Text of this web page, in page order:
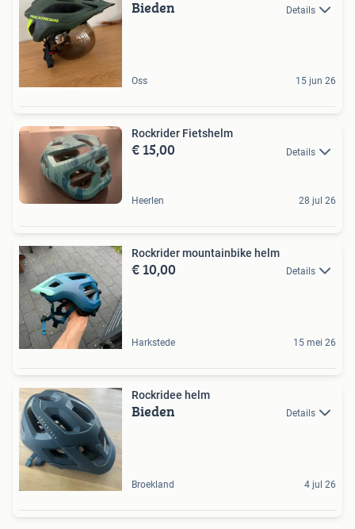
Bieden Details
Oss 15 jun 26
Rockrider Fietshelm
€ 15,00 Details
Heerlen 28 jul 26
Rockrider mountainbike helm
€ 10,00 Details
Harkstede 15 mei 26
Rockridee helm
Bieden Details
Broekland 4 jul 26